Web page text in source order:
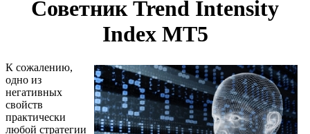
Советник Trend Intensity
Index MT5
К сожалению,
одно из
негативных
свойств
практически
любой стратегии